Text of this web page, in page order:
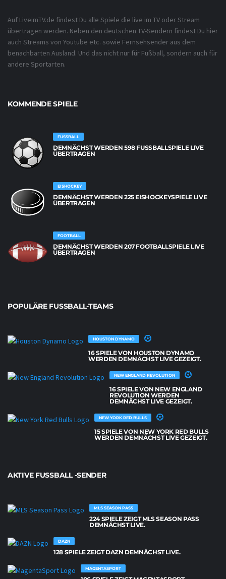
Auf LiveimTV.de findest Du alle Spiele die live im TV oder Stream
übertragen werden. Neben den deutschen TV-Sendern findest Du hier
auch Streams von Youtube etc. sowie Fernsehsender aus dem
benachbarten Ausland. Und das nicht nur für Fußball, sondern auch für
andere Sportarten.
KOMMENDE SPIELE
FUSSBALL
DEMNÄCHST WERDEN 598 FUSSBALLSPIELE LIVE Ü
BERTRAGEN
EISHOCKEY
DEMNÄCHST WERDEN 225 EISHOCKEYSPIELE LIVE
ÜBERTRAGEN
FOOTBALL
DEMNÄCHST WERDEN 207 FOOTBALLSPIELE LIVE
ÜBERTRAGEN
POPULÄRE FUSSBALL-TEAMS
HOUSTON DYNAMO
16 SPIELE VON HOUSTON DYNAMO
WERDEN DEMNÄCHST LIVE GEZEIGT.
NEW ENGLAND REVOLUTION
16 SPIELE VON NEW ENGLAND
REVOLUTION WERDEN
DEMNÄCHST LIVE GEZEIGT.
NEW YORK RED BULLS
15 SPIELE VON NEW YORK RED BULLS
WERDEN DEMNÄCHST LIVE GEZEIGT.
AKTIVE FUSSBALL -SENDER
MLS SEASON PASS
224 SPIELE ZEIGT MLS SEASON PASS
DEMNÄCHST LIVE.
DAZN
128 SPIELE ZEIGT DAZN DEMNÄCHST LIVE.
MAGENTASPORT